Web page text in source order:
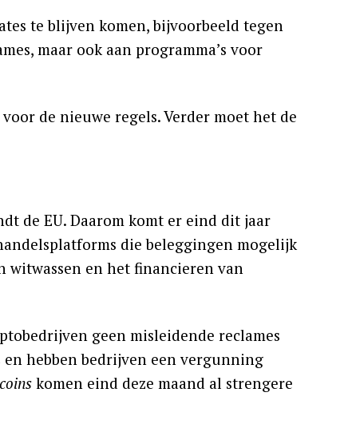
te blijven komen, bijvoorbeeld tegen
maar ook aan programma’s voor
de nieuwe regels. Verder moet het de
de EU. Daarom komt er eind dit jaar
die beleggingen mogelijk
witwassen en het financieren van
geen misleidende reclames
en hebben bedrijven een vergunning
komen eind deze maand al strengere